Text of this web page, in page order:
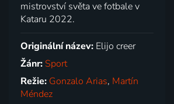
mistrovství světa ve fotbale v
Kataru 2022.
Originální název: Elijo creer
Žánr: Sport
Režie: Gonzalo Arias, Martín
Méndez